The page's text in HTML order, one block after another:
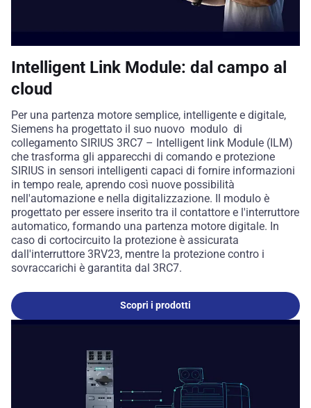
Intelligent Link Module: dal campo al
cloud
Per una partenza motore semplice, intelligente e digitale,
Siemens ha progettato il suo nuovo modulo di
collegamento SIRIUS 3RC7 – Intelligent link Module (ILM)
che trasforma gli apparecchi di comando e protezione
SIRIUS in sensori intelligenti capaci di fornire informazioni
in tempo reale, aprendo così nuove possibilità
nell'automazione e nella digitalizzazione. Il modulo è
progettato per essere inserito tra il contattore e l'interruttore
automatico, formando una partenza motore digitale. In
caso di cortocircuito la protezione è assicurata
dall'interruttore 3RV23, mentre la protezione contro i
sovraccarichi è garantita dal 3RC7.
Scopri i prodotti